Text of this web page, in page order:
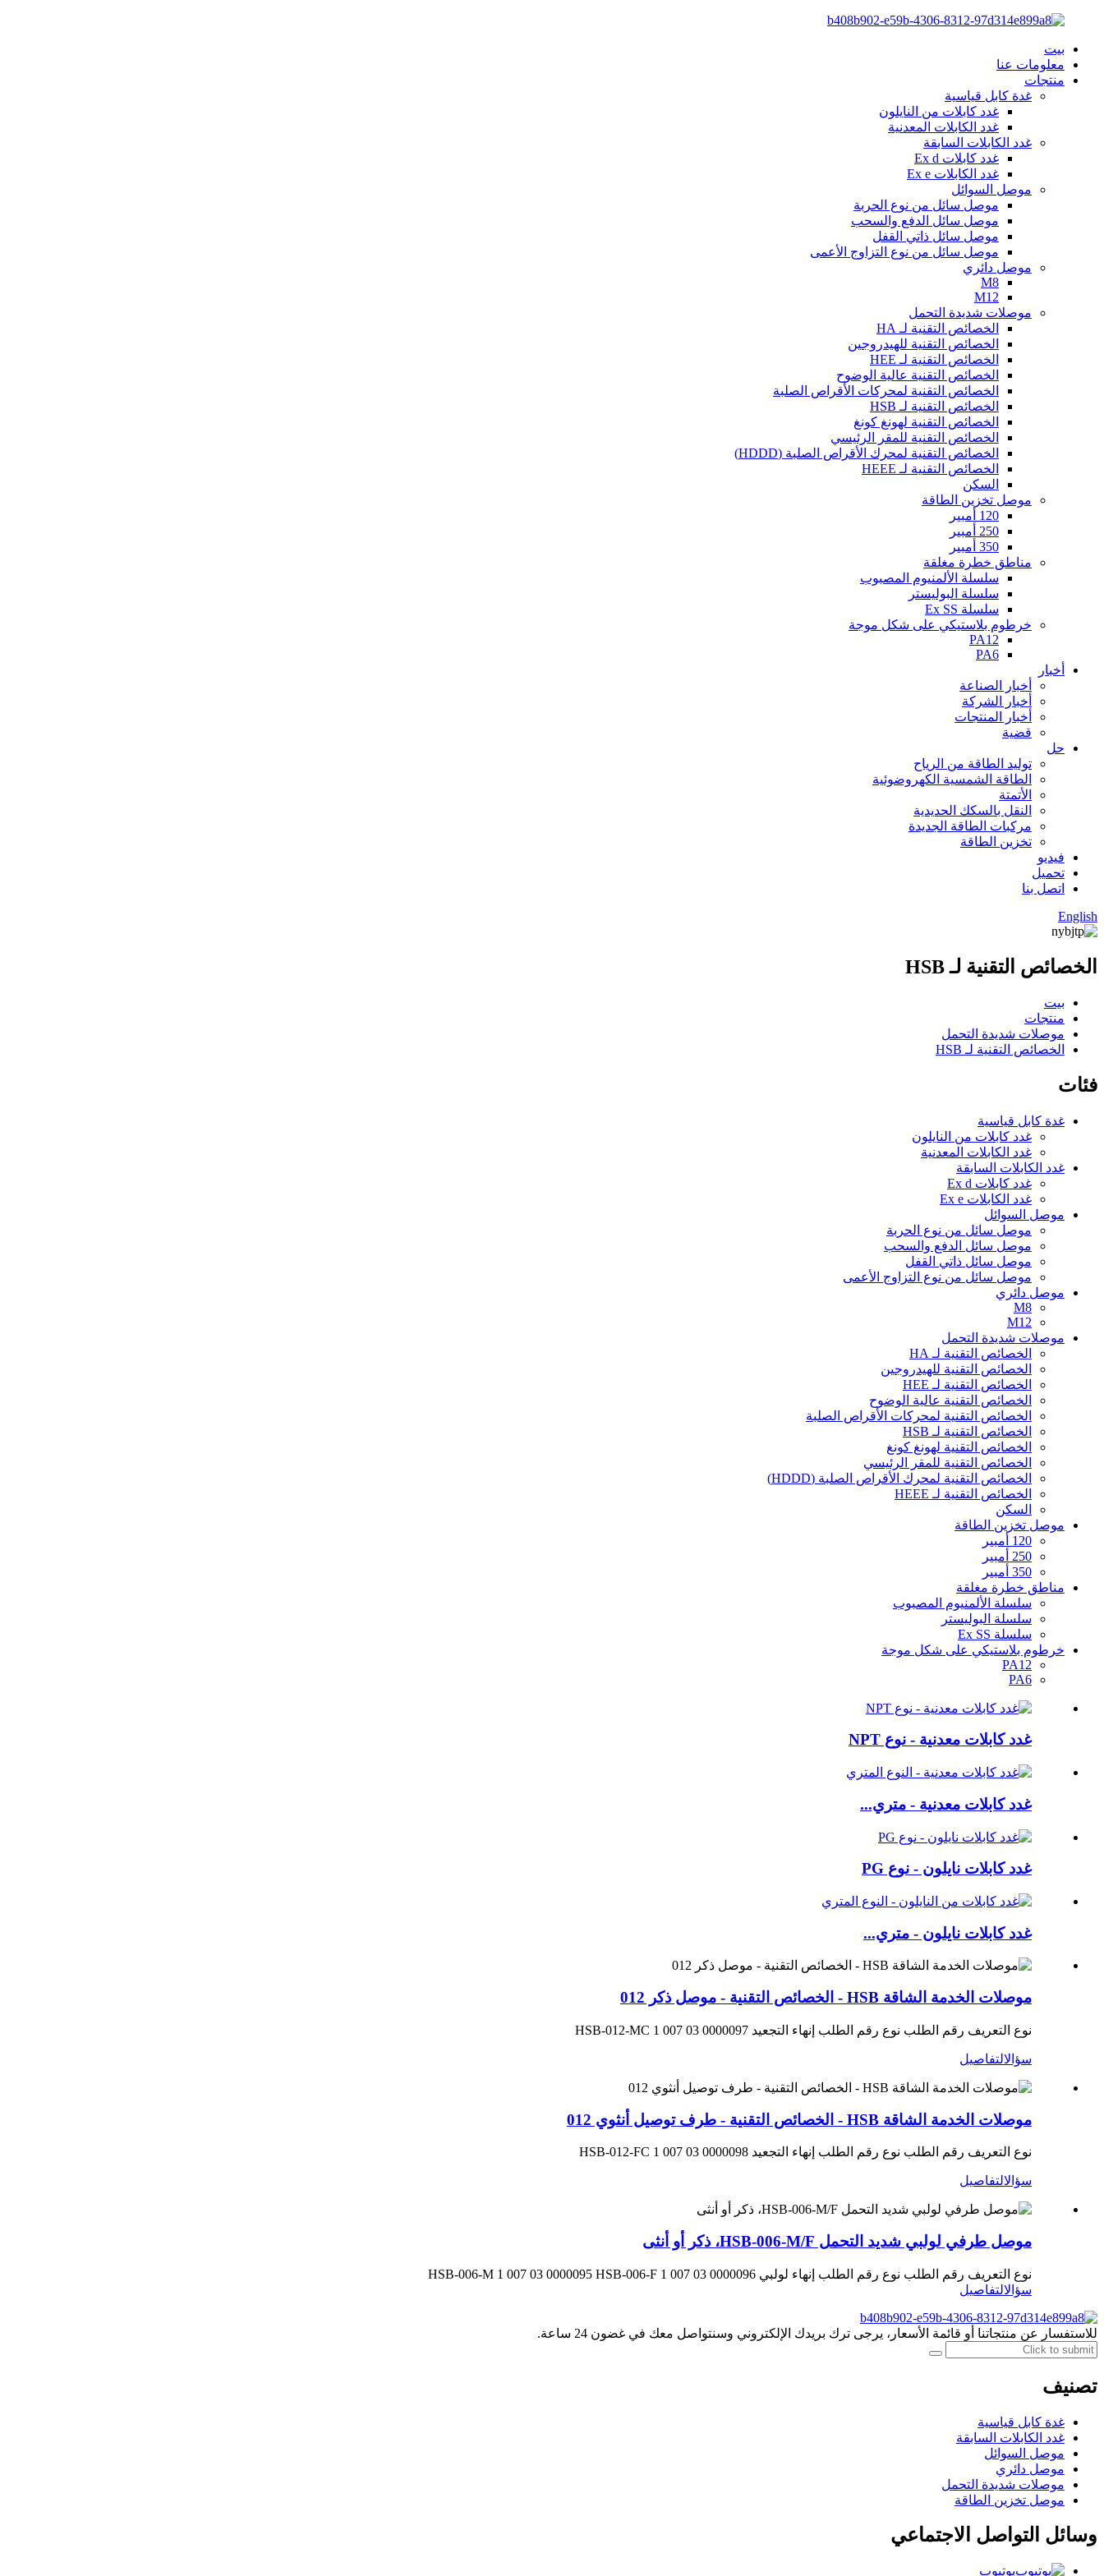
بيت
معلومات عنا
منتجات
غدة كابل قياسية
غدد كابلات من النايلون
غدد الكابلات المعدنية
غدد الكابلات السابقة
غدد كابلات Ex d
غدد الكابلات Ex e
موصل السوائل
موصل سائل من نوع الحربة
موصل سائل الدفع والسحب
موصل سائل ذاتي القفل
موصل سائل من نوع التزاوج الأعمى
موصل دائري
M8
M12
موصلات شديدة التحمل
الخصائص التقنية لـ HA
الخصائص التقنية للهيدروجين
الخصائص التقنية لـ HEE
الخصائص التقنية عالية الوضوح
الخصائص التقنية لمحركات الأقراص الصلبة
الخصائص التقنية لـ HSB
الخصائص التقنية لهونغ كونغ
الخصائص التقنية للمقر الرئيسي
الخصائص التقنية لمحرك الأقراص الصلبة (HDDD)
الخصائص التقنية لـ HEEE
السكن
موصل تخزين الطاقة
120 أمبير
250 أمبير
350 أمبير
مناطق خطرة مغلقة
سلسلة الألمنيوم المصبوب
سلسلة البوليستر
سلسلة Ex SS
خرطوم بلاستيكي على شكل موجة
PA12
PA6
أخبار
أخبار الصناعة
أخبار الشركة
أخبار المنتجات
قضية
حل
توليد الطاقة من الرياح
الطاقة الشمسية الكهروضوئية
الأتمتة
النقل بالسكك الحديدية
مركبات الطاقة الجديدة
تخزين الطاقة
فيديو
تحميل
اتصل بنا
English
الخصائص التقنية لـ HSB
بيت
منتجات
موصلات شديدة التحمل
الخصائص التقنية لـ HSB
فئات
غدة كابل قياسية
غدد كابلات من النايلون
غدد الكابلات المعدنية
غدد الكابلات السابقة
غدد كابلات Ex d
غدد الكابلات Ex e
موصل السوائل
موصل سائل من نوع الحربة
موصل سائل الدفع والسحب
موصل سائل ذاتي القفل
موصل سائل من نوع التزاوج الأعمى
موصل دائري
M8
M12
موصلات شديدة التحمل
الخصائص التقنية لـ HA
الخصائص التقنية للهيدروجين
الخصائص التقنية لـ HEE
الخصائص التقنية عالية الوضوح
الخصائص التقنية لمحركات الأقراص الصلبة
الخصائص التقنية لـ HSB
الخصائص التقنية لهونغ كونغ
الخصائص التقنية للمقر الرئيسي
الخصائص التقنية لمحرك الأقراص الصلبة (HDDD)
الخصائص التقنية لـ HEEE
السكن
موصل تخزين الطاقة
120 أمبير
250 أمبير
350 أمبير
مناطق خطرة مغلقة
سلسلة الألمنيوم المصبوب
سلسلة البوليستر
سلسلة Ex SS
خرطوم بلاستيكي على شكل موجة
PA12
PA6
غدد كابلات معدنية - نوع NPT
غدد كابلات معدنية - متري...
غدد كابلات نايلون - نوع PG
غدد كابلات نايلون - متري...
موصلات الخدمة الشاقة HSB - الخصائص التقنية - موصل ذكر 012
نوع التعريف رقم الطلب نوع رقم الطلب إنهاء التجعيد HSB-012-MC 1 007 03 0000097
سؤالالتفاصيل
موصلات الخدمة الشاقة HSB - الخصائص التقنية - طرف توصيل أنثوي 012
نوع التعريف رقم الطلب نوع رقم الطلب إنهاء التجعيد HSB-012-FC 1 007 03 0000098
سؤالالتفاصيل
موصل طرفي لولبي شديد التحمل HSB-006-M/F، ذكر أو أنثى
نوع التعريف رقم الطلب نوع رقم الطلب إنهاء لولبي HSB-006-M 1 007 03 0000095 HSB-006-F 1 007 03 0000096
سؤالالتفاصيل
للاستفسار عن منتجاتنا أو قائمة الأسعار، يرجى ترك بريدك الإلكتروني وسنتواصل معك في غضون 24 ساعة.
تصنيف
غدة كابل قياسية
غدد الكابلات السابقة
موصل السوائل
موصل دائري
موصلات شديدة التحمل
موصل تخزين الطاقة
وسائل التواصل الاجتماعي
يوتيوب